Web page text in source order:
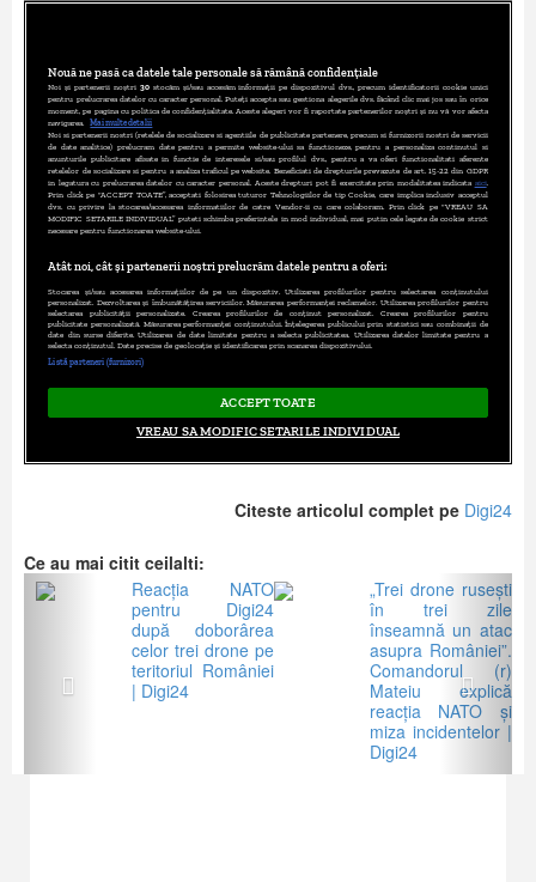
Citeste articolul complet pe Digi24
Ce au mai citit ceilalti:
Reacția NATO
pentru Digi24
după doborârea
celor trei drone pe
teritoriul României
| Digi24
„Trei drone rusești
în trei zile
înseamnă un atac
asupra României”.
Comandorul (r)
Mateiu explică
reacția NATO și
miza incidentelor |
Digi24
Previous Next